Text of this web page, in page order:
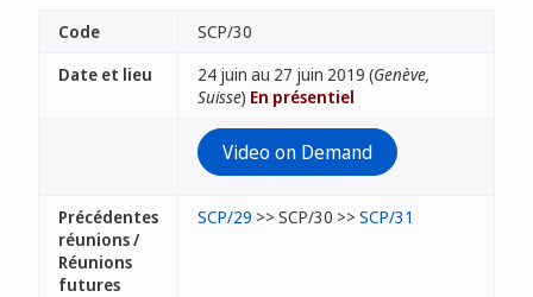
Code
SCP/30
Date et lieu
24 juin au 27 juin 2019 (Genève,
Suisse) En présentiel
Video on Demand
Précédentes
réunions /
Réunions
futures
SCP/29 >> SCP/30 >> SCP/31